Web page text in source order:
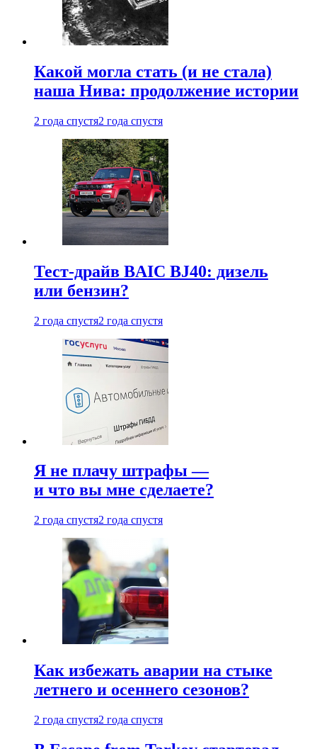
Какой могла стать (и не стала)
наша Нива: продолжение истории
2 года спустя2 года спустя
Тест-драйв BAIC BJ40: дизель
или бензин?
2 года спустя2 года спустя
Я не плачу штрафы —
и что вы мне сделаете?
2 года спустя2 года спустя
Как избежать аварии на стыке
летнего и осеннего сезонов?
2 года спустя2 года спустя